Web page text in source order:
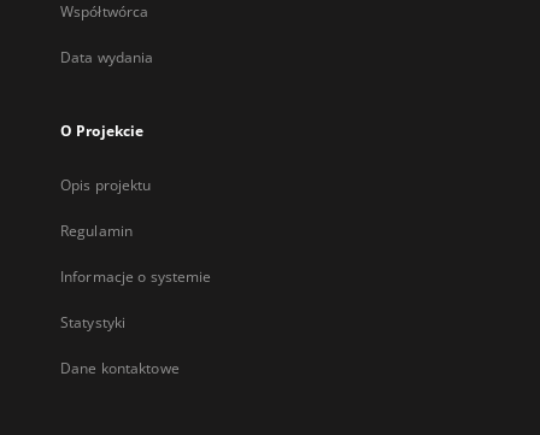
Współtwórca
Data wydania
O Projekcie
Opis projektu
Regulamin
Informacje o systemie
Statystyki
Dane kontaktowe